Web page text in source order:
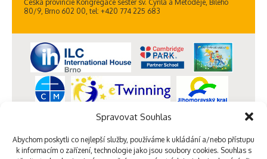
Spravovat Souhlas
Abychom poskytli co nejlepší služby, používáme k ukládání a/nebo přístupu
k informacím o zařízení, technologie jako jsou soubory cookies. Souhlas s
Česká provincie Kongregace sester sv. Cyrila a Metoděje, Bíleho
80/9, Brno 602 00, tel: +420 774 225 683